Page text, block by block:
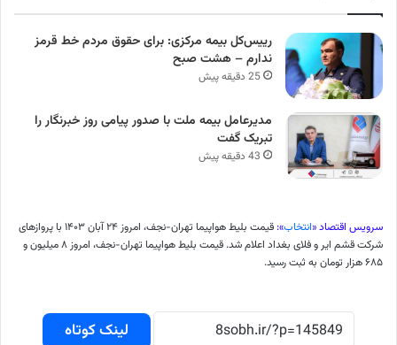
رییس‌کل بیمه مرکزی: برای حقوق مردم خط قرمز
ندارم – هشت صبح
25 دقیقه پیش
مدیرعامل بیمه ملت با صدور پیامی روز خبرنگار را
تبریک گفت
43 دقیقه پیش
سرویس اقتصاد «انتخاب»:
قیمت بلیط هواپیما تهران-نجف، امروز ۲۴ آبان ۱۴۰۳ با پرواز‌های
شرکت قشم ایر و فلای بغداد اعلام شد. قیمت بلیط هواپیما تهران-نجف، امروز ۸ میلیون و
۶۸۵ هزار تومان به ثبت رسید.
لینک کوتاه